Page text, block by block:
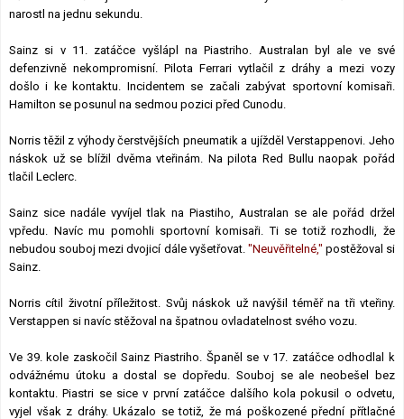
narostl na jednu sekundu.
Sainz si v 11. zatáčce vyšlápl na Piastriho. Australan byl ale ve své
defenzivně nekompromisní. Pilota Ferrari vytlačil z dráhy a mezi vozy
došlo i ke kontaktu. Incidentem se začali zabývat sportovní komisaři.
Hamilton se posunul na sedmou pozici před Cunodu.
Norris těžil z výhody čerstvějších pneumatik a ujížděl Verstappenovi. Jeho
náskok už se blížil dvěma vteřinám. Na pilota Red Bullu naopak pořád
tlačil Leclerc.
Sainz sice nadále vyvíjel tlak na Piastiho, Australan se ale pořád držel
vpředu. Navíc mu pomohli sportovní komisaři. Ti se totiž rozhodli, že
nebudou souboj mezi dvojicí dále vyšetřovat. "Neuvěřitelné," postěžoval si
Sainz.
Norris cítil životní příležitost. Svůj náskok už navýšil téměř na tři vteřiny.
Verstappen si navíc stěžoval na špatnou ovladatelnost svého vozu.
Ve 39. kole zaskočil Sainz Piastriho. Španěl se v 17. zatáčce odhodlal k
odvážnému útoku a dostal se dopředu. Souboj se ale neobešel bez
kontaktu. Piastri se sice v první zatáčce dalšího kola pokusil o odvetu,
vyjel však z dráhy. Ukázalo se totiž, že má poškozené přední přítlačné